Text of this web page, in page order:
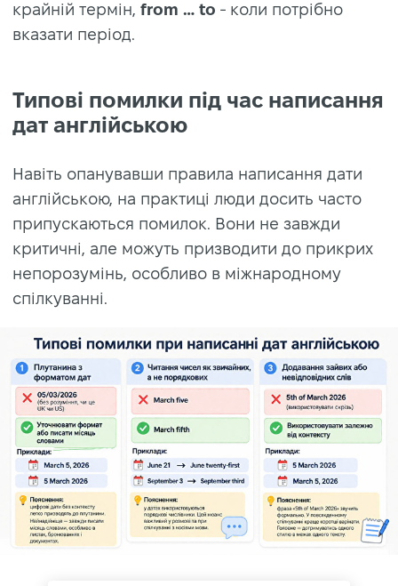
крайній термін, from … to - коли потрібно
вказати період.
Типові помилки під час написання
дат англійською
Навіть опанувавши правила написання дати
англійською, на практиці люди досить часто
припускаються помилок. Вони не завжди
критичні, але можуть призводити до прикрих
непорозумінь, особливо в міжнародному
спілкуванні.